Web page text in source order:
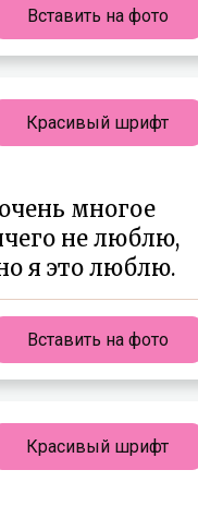
Вставить на фото
многое
не люблю,
я это люблю.
Вставить на фото
Красивый шрифт
Красивый шрифт